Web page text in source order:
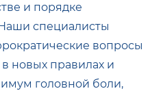
и порядке
специалисты
вопросы
новых правилах и
головной боли,